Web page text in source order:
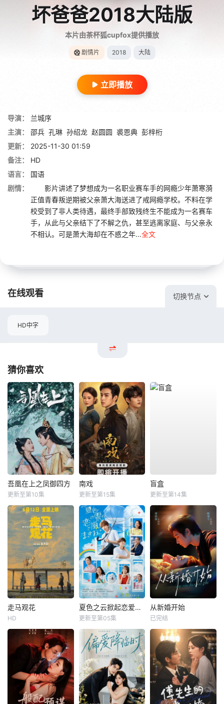
坏爸爸2018大陆版
本片由茶杯狐cupfox提供播放
剧情片 2018 大陆
立即播放
导演：
兰城序
主演：
邵兵 孔琳 孙绍龙 赵圆圆 裘恩典 彭梓桁
更新：
2025-11-30 01:59
备注：
HD
语言：
国语
剧情：
影片讲述了梦想成为一名职业赛车手的网瘾少年萧寒漪
正值青春叛逆期被父亲萧大海送进了戒网瘾学校。不料在学
校受到了非人类待遇，最终手部致残终生不能成为一名赛车
手，从此与父亲结下了不解之仇，甚至逃离家庭、与父亲永
不相认。可是萧大海却在不惑之年...全文
在线观看 切换节点
HD中字
猜你喜欢
吾凰在上之凤御四方
更新至第10集
南戏
更新至第15集
盲盒
更新至第14集
走马观花
HD
夏色之云掀起恋爱与风暴
更新至第05集
从新婚开始
已完结